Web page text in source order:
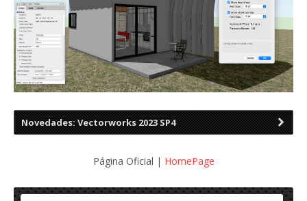
Novedades: Vectorworks 2023 SP4
Página Oficial | HomePage